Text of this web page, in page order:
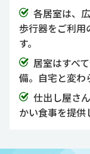
各居室は、
歩行器をご利用
す。
居室はすべ
備。自宅と変わ
仕出し屋さ
かい食事を提供